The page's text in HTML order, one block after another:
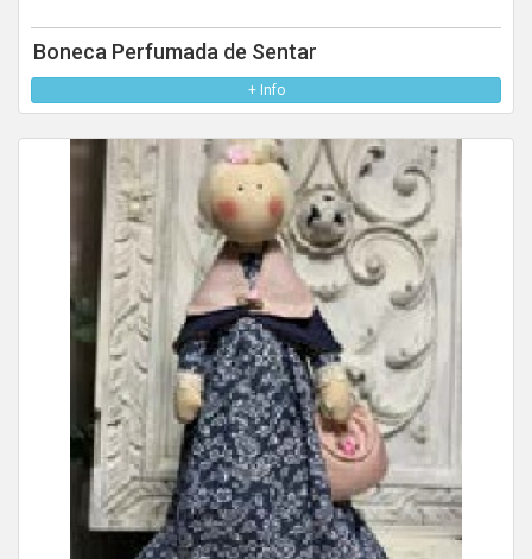
Boneca Perfumada de Sentar
+ Info